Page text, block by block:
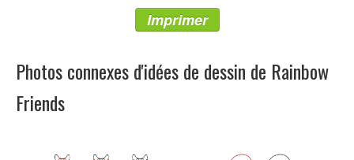
Imprimer
Photos connexes d'idées de dessin de Rainbow
Friends